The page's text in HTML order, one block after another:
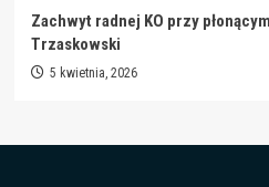
Zachwyt radnej KO przy
Trzaskowski
5 kwietnia, 2026